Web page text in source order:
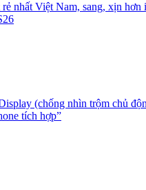
nhất Việt Nam, sang, xịn hơn
(chống nhìn trộm chủ
tích hợp”